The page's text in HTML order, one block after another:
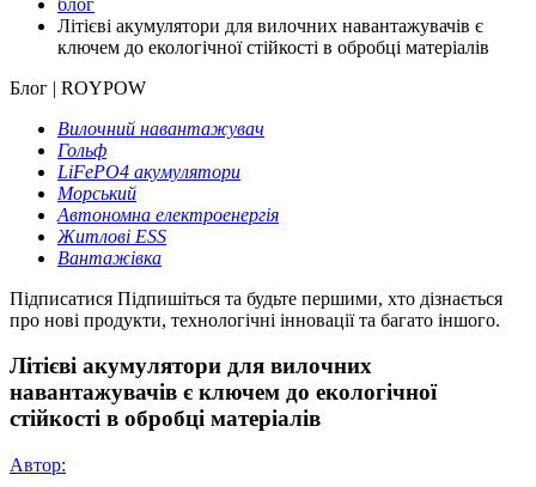
Літієві акумулятори для вилочних навантажувачів є
ключем до екологічної стійкості в обробці матеріалів
Блог | ROYPOW
Вилочний навантажувач
Гольф
LiFePO4 акумулятори
Морський
Автономна електроенергія
Житлові ESS
Вантажівка
Підписатися Підпишіться та будьте першими, хто дізнається
про нові продукти, технологічні інновації та багато іншого.
Літієві акумулятори для вилочних
навантажувачів є ключем до екологічної
стійкості в обробці матеріалів
Автор: